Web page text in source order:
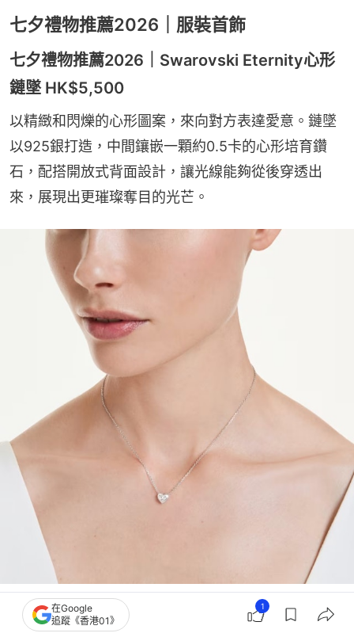
七夕禮物推薦2026｜服裝首飾
七夕禮物推薦2026｜Swarovski Eternity心形
鏈墜 HK$5,500
以精緻和閃爍的心形圖案，來向對方表達愛意。鏈墜
以925銀打造，中間鑲嵌一顆約0.5卡的心形培育鑽
石，配搭開放式背面設計，讓光線能夠從後穿透出
來，展現出更璀璨奪目的光芒。
七夕禮物推薦2026｜Swarovski Eternity心形鏈墜 (品牌官網)
在Google
追蹤《香港01》
1